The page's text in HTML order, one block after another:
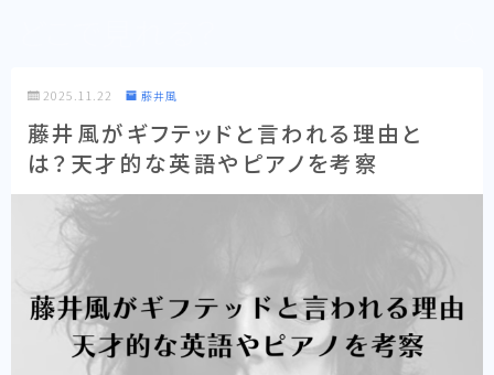
2025.11.22 藤井風
藤井風がギフテッドと言われる理由と
は？天才的な英語やピアノを考察